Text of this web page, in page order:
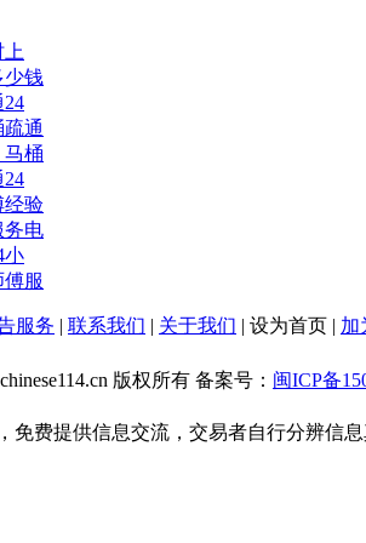
少钱
通
桶
经验
务电
小
服
服务 | 联系我们 | 关于我们 | 设为首页 | 加
版权所有 备案号： 闽ICP备
免费提供信息交流，交易者自行分辨信